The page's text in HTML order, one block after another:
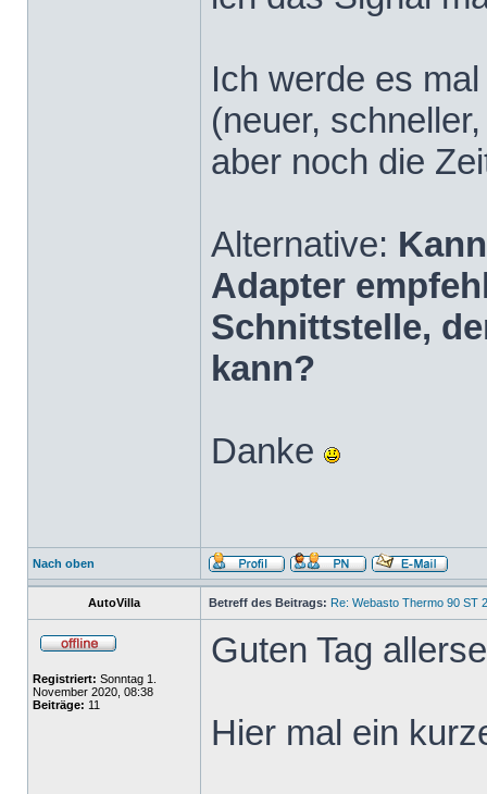
Ich werde es
(neuer,
aber noch die
Alternative:
Adapter
Schnittstelle,
kann?
Danke
Nach oben
AutoVilla Betreff des Beitrags: Re: Webasto Thermo 90 ST
Registriert: Sonntag 1.
November 2020, 08:38
Beiträge: 11
Guten Tag
Hier mal ein